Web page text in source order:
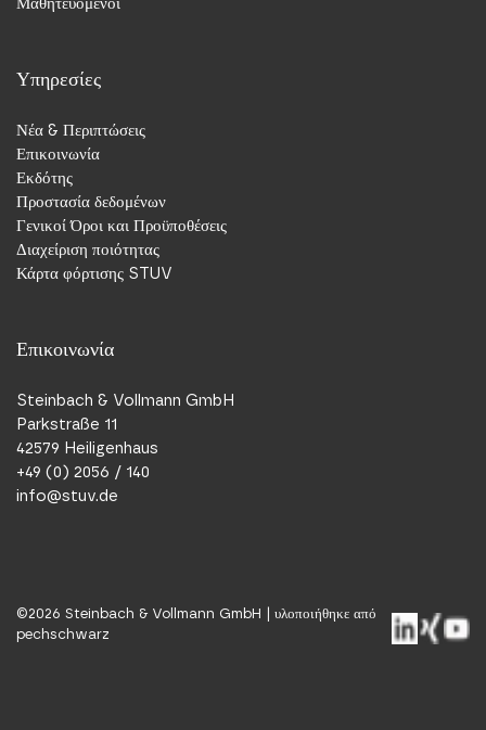
Υπηρεσίες
Νέα & Περιπτώσεις
Επικοινωνία
Εκδότης
Προστασία δεδομένων
Γενικοί Όροι και Προϋποθέσεις
Διαχείριση ποιότητας
Κάρτα φόρτισης STUV
Επικοινωνία
Steinbach & Vollmann GmbH
Parkstraße 11
42579 Heiligenhaus
+49 (0) 2056 / 140
info@stuv.de
©2026 Steinbach & Vollmann GmbH | υλοποιήθηκε από
pechschwarz